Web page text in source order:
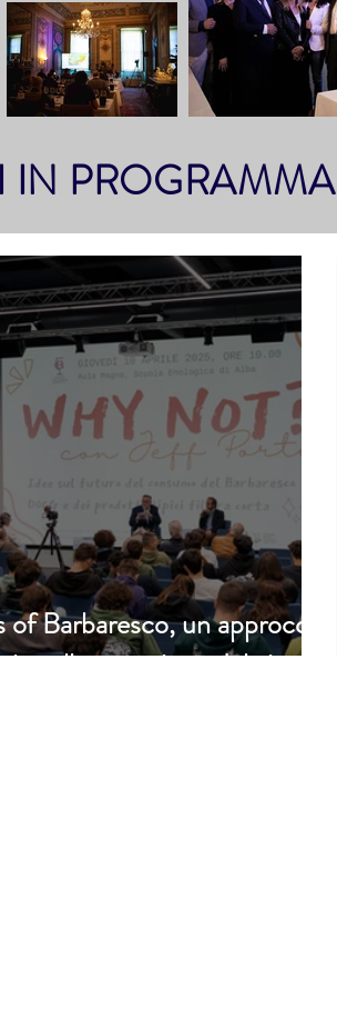
IN PROGRAMMA
Barbaresco, un approccio
alla narrazione del vino